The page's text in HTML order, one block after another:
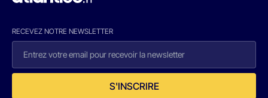
RECEVEZ NOTRE NEWSLETTER
S'INSCRIRE